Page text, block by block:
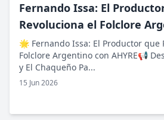
Fernando Issa: El
Revoluciona el Folclore
AHYRE
🌟 Fernando Issa: El Productor que
Folclore Argentino con AHYRE📢
y El Chaqueño Pa...
15 Jun 2026